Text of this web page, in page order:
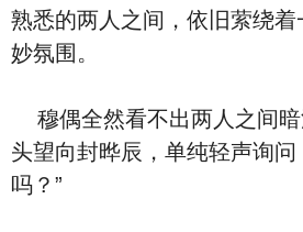
熟悉的两人之间，依旧萦绕
妙氛围。
穆偶全然看不出两人之间暗
头望向封晔辰，单纯轻声询问
吗？”